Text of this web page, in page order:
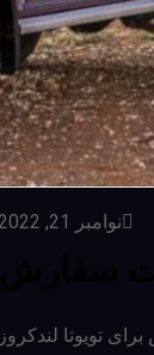
نوامبر 21, 2022